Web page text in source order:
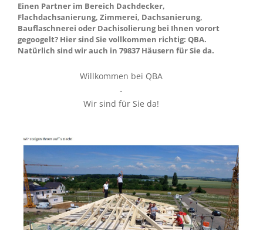
Einen Partner im Bereich Dachdecker,
Flachdachsanierung, Zimmerei, Dachsanierung,
Bauflaschnerei oder Dachisolierung bei Ihnen vorort
gegoogelt? Hier sind Sie vollkommen richtig: QBA.
Natürlich sind wir auch in 79837 Häusern für Sie da.
Willkommen bei QBA
-
Wir sind für Sie da!